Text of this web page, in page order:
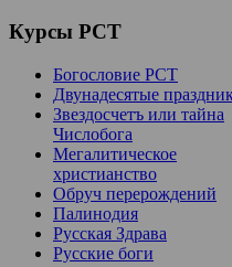
Курсы РСТ
Богословие РСТ
Двунадесятые
Звездосчетъ или тайна
Числобога
Мегалитическое
христианство
Обруч перерождений
Палинодия
Русская Здрава
Русские боги